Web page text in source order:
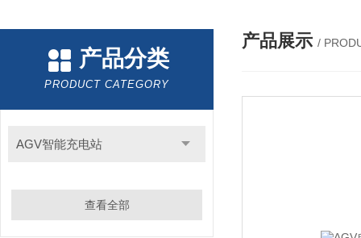
产品分类
PRODUCT CATEGORY
AGV智能充电站
查看全部
产品展示 /